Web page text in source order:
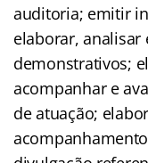
auditoria; emitir
elaborar, analisar
demonstrativos;
acompanhar e
de atuação;